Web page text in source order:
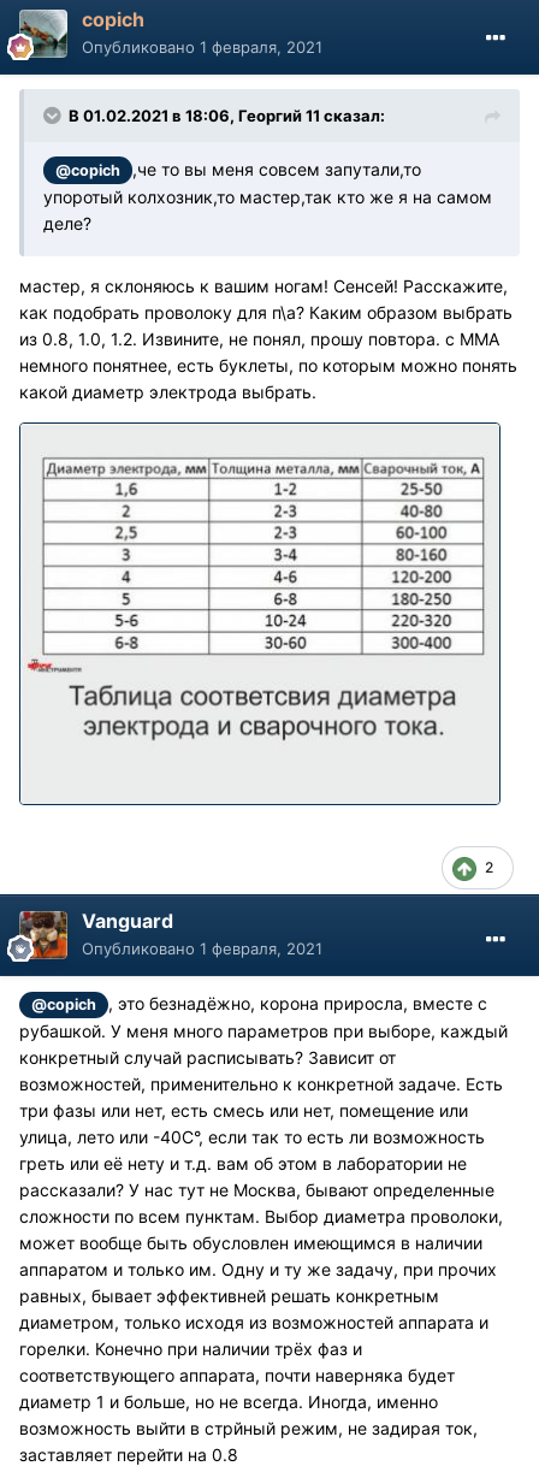
copich
Опубликовано 1 февраля, 2021
В 01.02.2021 в 18:06, Георгий 11 сказал:
@copich
,че то вы меня совсем запутали,то
упоротый колхозник,то мастер,так кто же я на самом
деле?
мастер, я склоняюсь к вашим ногам! Сенсей! Расскажите,
как подобрать проволоку для п\а? Каким образом выбрать
из 0.8, 1.0, 1.2. Извините, не понял, прошу повтора. с ММА
немного понятнее, есть буклеты, по которым можно понять
какой диаметр электрода выбрать.
2
Vanguard
Опубликовано 1 февраля, 2021
@copich
, это безнадёжно, корона приросла, вместе с
рубашкой. У меня много параметров при выборе, каждый
конкретный случай расписывать? Зависит от
возможностей, применительно к конкретной задаче. Есть
три фазы или нет, есть смесь или нет, помещение или
улица, лето или -40С°, если так то есть ли возможность
греть или её нету и т.д. вам об этом в лаборатории не
рассказали? У нас тут не Москва, бывают определенные
сложности по всем пунктам. Выбор диаметра проволоки,
может вообще быть обусловлен имеющимся в наличии
аппаратом и только им. Одну и ту же задачу, при прочих
равных, бывает эффективней решать конкретным
диаметром, только исходя из возможностей аппарата и
горелки. Конечно при наличии трёх фаз и
соответствующего аппарата, почти наверняка будет
диаметр 1 и больше, но не всегда. Иногда, именно
возможность выйти в стрйный режим, не задирая ток,
заставляет перейти на 0.8